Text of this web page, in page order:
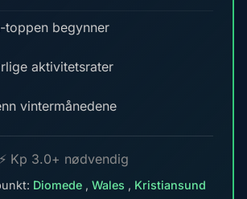
toppen begynner
aktivitetsrater
vintermånedene
⚡ Kp 3.0+ nødvendig
Diomede , Wales , Kristiansund